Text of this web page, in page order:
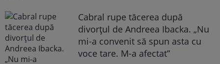
Cabral rupe tăcerea după
divorțul de Andreea Ibacka. „Nu
mi-a convenit să spun asta cu
voce tare. M-a afectat”